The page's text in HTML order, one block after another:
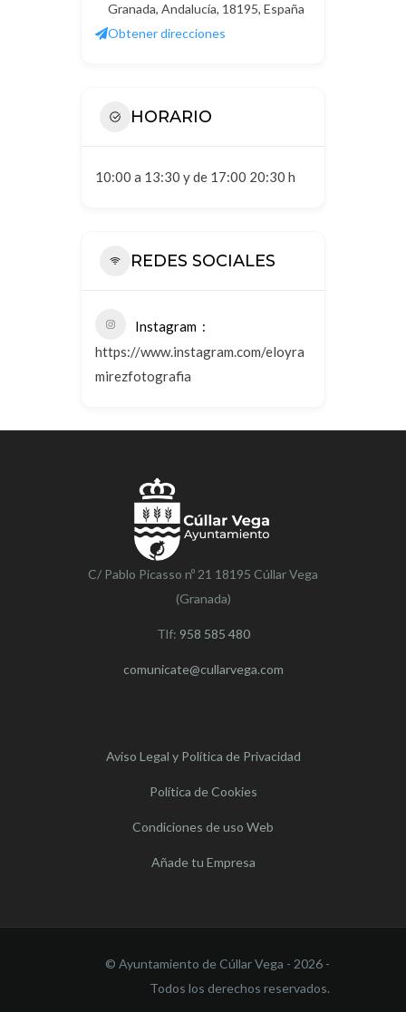
Granada, Andalucía, 18195, España
Obtener direcciones
HORARIO
10:00 a 13:30 y de 17:00 20:30 h
REDES SOCIALES
Instagram
https://www.instagram.com/eloyra
mirezfotografia
C/ Pablo Picasso nº 21 18195 Cúllar Vega
(Granada)
Tlf: 958 585 480
comunicate@cullarvega.com
Aviso Legal y Política de Privacidad
Política de Cookies
Condiciones de uso Web
Añade tu Empresa
© Ayuntamiento de Cúllar Vega - 2026 -
Todos los derechos reservados.